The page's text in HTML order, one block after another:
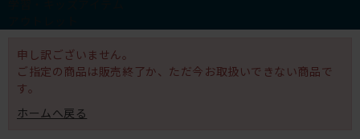
申し訳ございません。
ご指定の商品は販売終了か、ただ今お取扱いできない商品で
す。
ホームへ戻る